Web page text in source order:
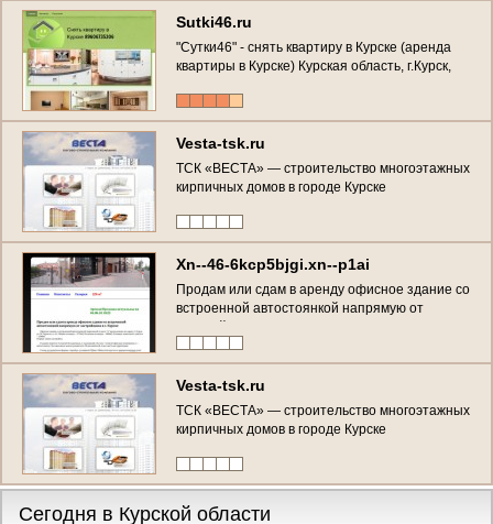
Sutki46.ru
"Сутки46" - снять квартиру в Курске (аренда
квартиры в Курске) Курская область, г.Курск,
Vesta-tsk.ru
ТСК «ВЕСТА» — строительство многоэтажных
кирпичных домов в городе Курске
Xn--46-6kcp5bjgi.xn--p1ai
Продам или сдам в аренду офисное здание со
встроенной автостоянкой напрямую от
застройщика в г. Курске (Россия, Курская
Vesta-tsk.ru
ТСК «ВЕСТА» — строительство многоэтажных
кирпичных домов в городе Курске
Сегодня в Курской области